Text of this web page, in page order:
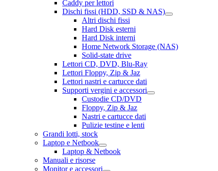
Caddy per lettori
Dischi fissi (HDD, SSD & NAS)
Altri dischi fissi
Hard Disk esterni
Hard Disk interni
Home Network Storage (NAS)
Solid-state drive
Lettori CD, DVD, Blu-Ray
Lettori Floppy, Zip & Jaz
Lettori nastri e cartucce dati
Supporti vergini e accessori
Custodie CD/DVD
Floppy, Zip & Jaz
Nastri e cartucce dati
Pulizie testine e lenti
Grandi lotti, stock
Laptop e Netbook
Laptop & Netbook
Manuali e risorse
Monitor e accessori